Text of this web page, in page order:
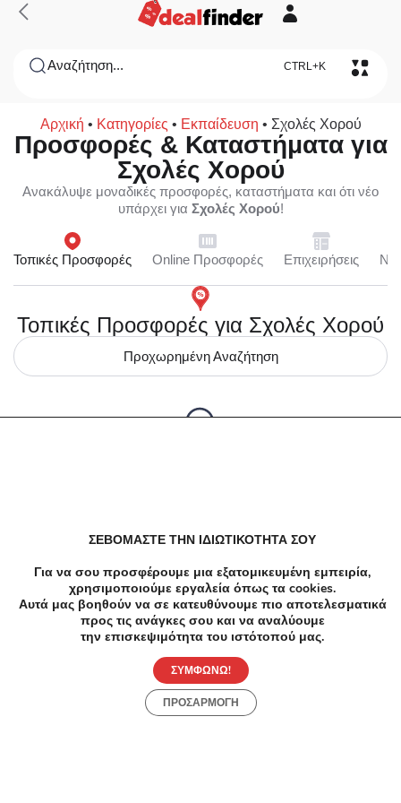
Αναζήτηση... CTRL+K
Αρχική • Κατηγορίες • Εκπαίδευση • Σχολές Χορού
Προσφορές & Καταστήματα για
Σχολές Χορού
Ανακάλυψε μοναδικές προσφορές, καταστήματα και ότι νέο
υπάρχει για Σχολές Χορού!
Τοπικές Προσφορές Online Προσφορές Επιχειρήσεις
Τοπικές Προσφορές για Σχολές Χορού
Προχωρημένη Αναζήτηση
ΣΕΒΟΜΑΣΤΕ ΤΗΝ ΙΔΙΩΤΙΚΟΤΗΤΑ ΣΟΥ
Για να σου προσφέρουμε μια εξατομικευμένη εμπειρία,
χρησιμοποιούμε εργαλεία όπως τα cookies.
Αυτά μας βοηθούν να σε κατευθύνουμε πιο αποτελεσματικά
προς τις ανάγκες σου και να αναλύουμε
την επισκεψιμότητα του ιστότοπού μας.
ΣΥΜΦΩΝΩ!
ΠΡΟΣΑΡΜΟΓΗ